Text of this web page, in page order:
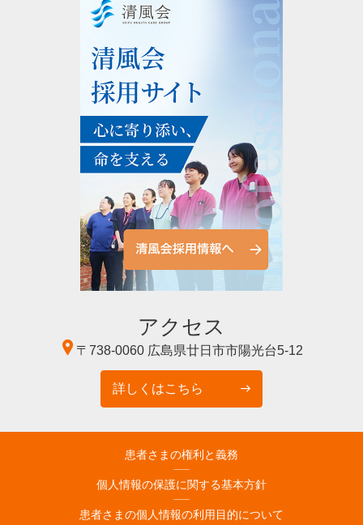
アクセス
〒738-0060 広島県廿日市市陽光台5-12
詳しくはこちら
患者さまの権利と義務
個人情報の保護に関する基本方針
患者さまの個人情報の利用目的について